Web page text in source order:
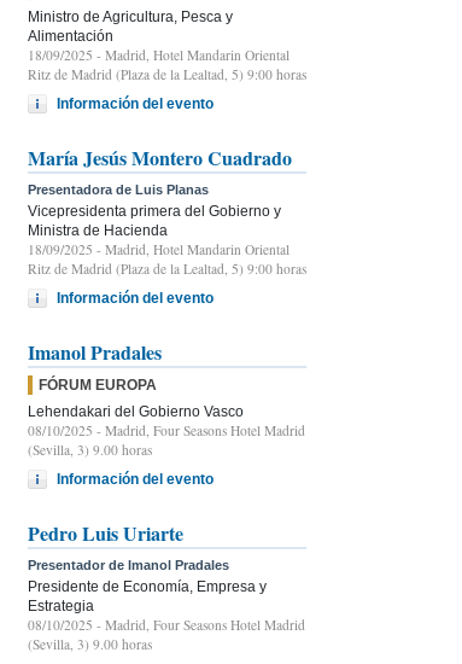
Ministro de Agricultura, Pesca y
Alimentación
18/09/2025 - Madrid, Hotel Mandarin Oriental
Ritz de Madrid (Plaza de la Lealtad, 5) 9:00 horas
Información del evento
María Jesús Montero Cuadrado
Presentadora de Luis Planas
Vicepresidenta primera del Gobierno y
Ministra de Hacienda
18/09/2025 - Madrid, Hotel Mandarin Oriental
Ritz de Madrid (Plaza de la Lealtad, 5) 9:00 horas
Información del evento
Imanol Pradales
FÓRUM EUROPA
Lehendakari del Gobierno Vasco
08/10/2025 - Madrid, Four Seasons Hotel Madrid
(Sevilla, 3) 9.00 horas
Información del evento
Pedro Luis Uriarte
Presentador de Imanol Pradales
Presidente de Economía, Empresa y
Estrategia
08/10/2025 - Madrid, Four Seasons Hotel Madrid
(Sevilla, 3) 9.00 horas